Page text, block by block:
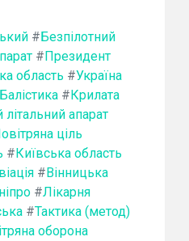
#Безпілотний
#Президент
область #Україна
Балістика #Крилата
літальний апарат
ціль
#Київська область
#Вінницька
#Лікарня
#Тактика (метод)
оборона